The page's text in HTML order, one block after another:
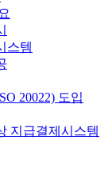
스템
20022) 도입
지급결제시스템